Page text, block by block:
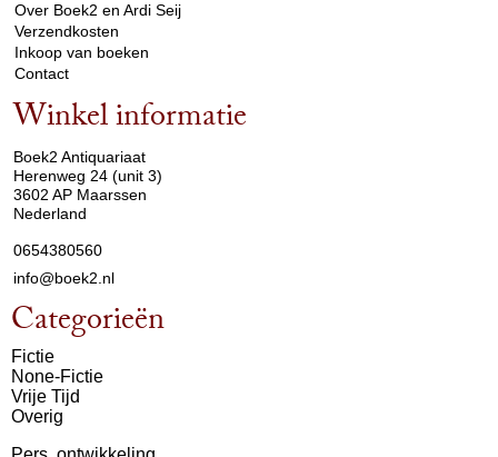
Over Boek2 en Ardi Seij
Verzendkosten
Inkoop van boeken
Contact
Winkel informatie
Boek2 Antiquariaat
Herenweg 24 (unit 3)
3602 AP Maarssen
Nederland
0654380560
info@boek2.nl
Categorieën
Fictie
None-Fictie
Vrije Tijd
Overig